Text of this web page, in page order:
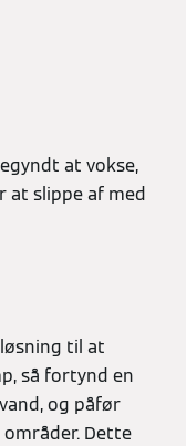
at vokse,
at slippe af med
til at
så fortynd en
og påfør
Dette